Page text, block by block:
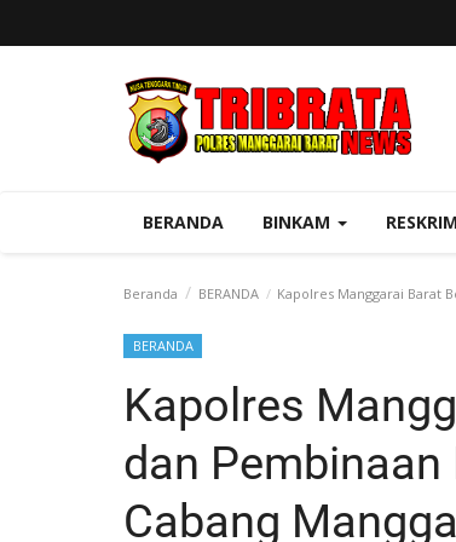
BERANDA BINKAM RESKRIM
Beranda BERANDA Kapolres Manggarai Barat
BERANDA
Kapolres
dan
Cabang